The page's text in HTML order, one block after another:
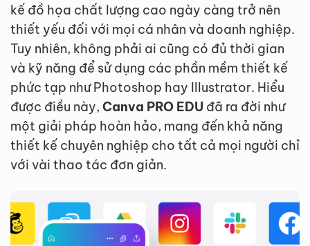
kế đồ họa chất lượng cao ngày càng trở nên
thiết yếu đối với mọi cá nhân và doanh nghiệp.
Tuy nhiên, không phải ai cũng có đủ thời gian
và kỹ năng để sử dụng các phần mềm thiết kế
phức tạp như Photoshop hay Illustrator. Hiểu
được điều này, Canva PRO EDU đã ra đời như
một giải pháp hoàn hảo, mang đến khả năng
thiết kế chuyên nghiệp cho tất cả mọi người chỉ
với vài thao tác đơn giản.